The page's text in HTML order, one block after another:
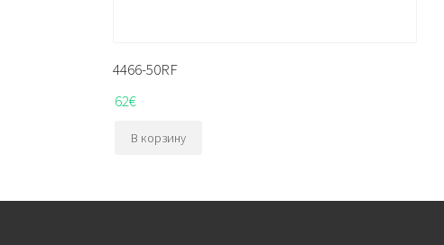
4466-50RF
62€
В корзину